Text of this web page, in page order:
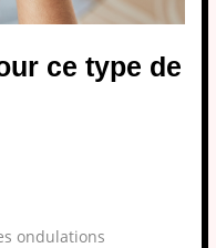
ce type de
ondulations